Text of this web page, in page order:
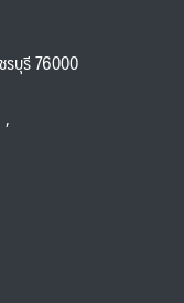
รบุรี 76000
,